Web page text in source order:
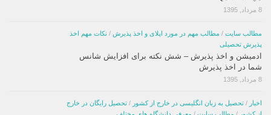
8 مرداد, 1395
مطالب سایت / مطالب مهم در مورد اپلای و اخذ پذیرش / نکات مهم اخذ
پذیرش تحصیلی
ادمیشن و اخذ پذیرش – شش نکته برای افزایش شانس
شما در اخذ پذیرش
8 مرداد, 1395
اخبار / تحصیل به زبان انگلیسی در خارج از کشور / تحصیل رایگان در خارج